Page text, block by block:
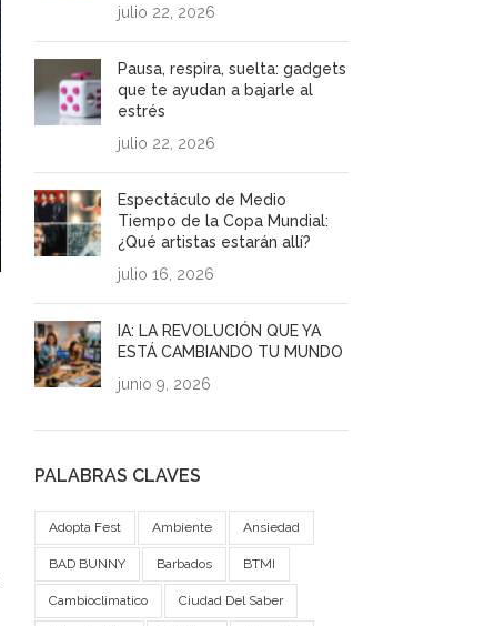
julio 22, 2026
Pausa, respira, suelta: gadgets
que te ayudan a bajarle al
estrés
julio 22, 2026
Espectáculo de Medio
Tiempo de la Copa Mundial:
¿Qué artistas estarán allí?
julio 16, 2026
IA: LA REVOLUCIÓN QUE YA
ESTÁ CAMBIANDO TU MUNDO
junio 9, 2026
PALABRAS CLAVES
Adopta Fest Ambiente Ansiedad
BAD BUNNY Barbados BTMI
Cambioclimatico Ciudad Del Saber